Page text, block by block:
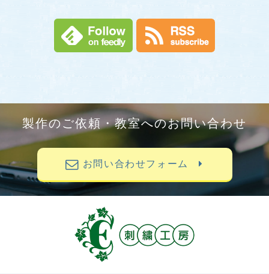
製作のご依頼・教室へのお問い合わせ
お問い合わせフォーム